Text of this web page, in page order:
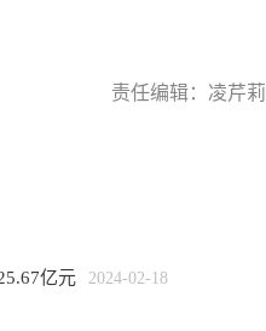
责任编辑：凌芹莉
亿元 2024-02-18